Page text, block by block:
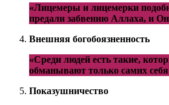
«Лицемеры и лицемерки
предали забвению Аллаха, и
Внешняя богобоязненность
«Среди людей есть такие,
обманывают только самих себя
Показушничество